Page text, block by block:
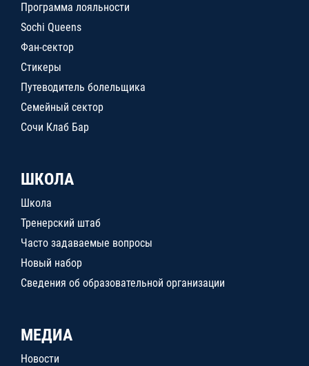
Программа лояльности
Sochi Queens
Фан-сектор
Стикеры
Путеводитель болельщика
Семейный сектор
Сочи Клаб Бар
ШКОЛА
Школа
Тренерский штаб
Часто задаваемые вопросы
Новый набор
Сведения об образовательной организации
МЕДИА
Новости